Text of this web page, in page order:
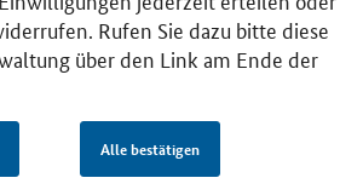
für Wirtschaft und Energie
Inhaltsverzeichnis
Datenschutz
Rufen Sie dazu bitte diese
über den Link am Ende der
Alle bestätigen